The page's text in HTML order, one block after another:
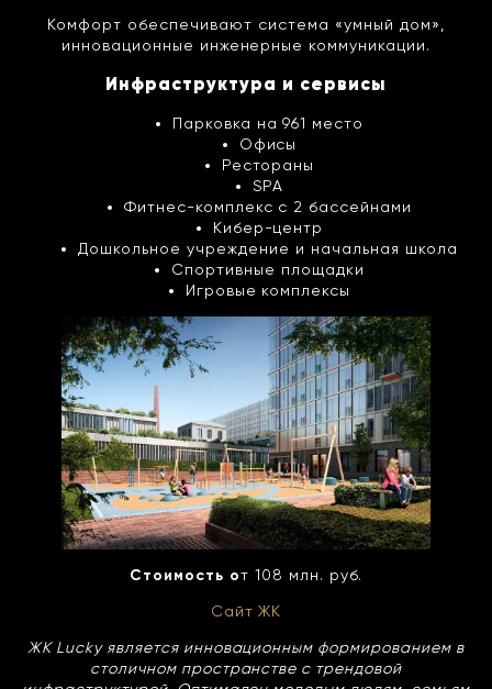
Комфорт обеспечивают система «умный дом»,
инновационные инженерные коммуникации.
Инфраструктура и сервисы
Парковка на 961 место
Офисы
Рестораны
SPA
Фитнес-комплекс с 2 бассейнами
Кибер-центр
Дошкольное учреждение и начальная школа
Спортивные площадки
Игровые комплексы
Стоимость от 108 млн. руб.
Сайт ЖК
ЖК Lucky является инновационным формированием в
столичном пространстве с трендовой